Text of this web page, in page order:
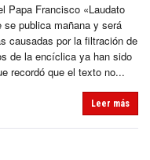
Papa Francisco «Laudato
publica mañana y será
causadas por la filtración de
de la encíclica ya han sido
recordó que el texto no...
Leer más